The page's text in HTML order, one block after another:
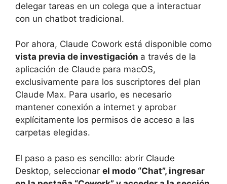
delegar tareas en un colega que a interactuar
con un chatbot tradicional.
Por ahora, Claude Cowork está disponible como
vista previa de investigación a través de la
aplicación de Claude para macOS,
exclusivamente para los suscriptores del plan
Claude Max. Para usarlo, es necesario
mantener conexión a internet y aprobar
explícitamente los permisos de acceso a las
carpetas elegidas.
El paso a paso es sencillo: abrir Claude
Desktop, seleccionar el modo “Chat”, ingresar